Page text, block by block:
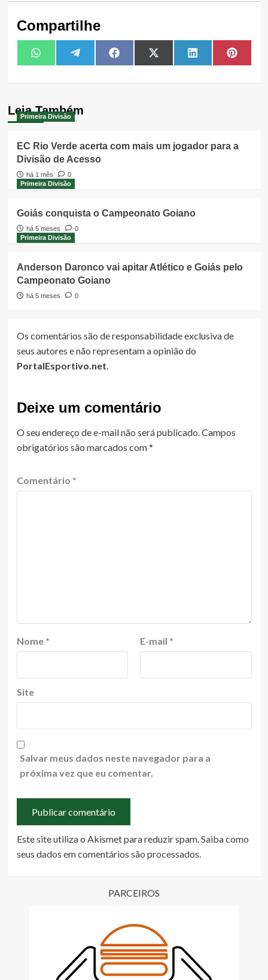
Compartilhe
Share
on
WhatsAppShare
on
TelegramShare
on
FacebookShare
on
X
(Twitter)
Share
on
LinkedIn Share
on
Leia Também
Primeira Divisão
EC Rio Verde acerta com mais um jogador para a
Divisão de Acesso
há 1 mês
0
Primeira Divisão
Goiás conquista o Campeonato Goiano
há 5 meses
0
Primeira Divisão
Anderson Daronco vai apitar Atlético e Goiás pelo
Campeonato Goiano
há 5 meses 0
Os comentários são de responsabilidade exclusiva de
seus autores e não representam a opinião do
PortalEsportivo.net.
Deixe um comentário
O seu endereço de e-mail não será publicado.Campos
obrigatórios são marcados com*
Comentário *
Nome * E-mail *
Site
Salvar meus dados neste navegador para a
próxima vez que eu comentar.
Este site utiliza o Akismet para reduzir spam.Saiba como
seus dados em comentários são processados.
PARCEIROS